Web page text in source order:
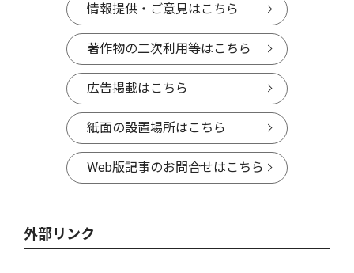
情報提供・ご意見はこちら
著作物の二次利用等はこちら
広告掲載はこちら
紙面の設置場所はこちら
Web版記事のお問合せはこちら
外部リンク